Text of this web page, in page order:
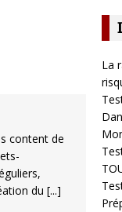
content de
du [...]
La